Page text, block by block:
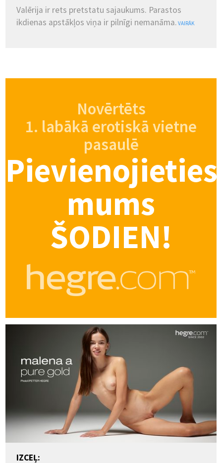
Valērija ir rets pretstatu sajaukums. Parastos
ikdienas apstākļos viņa ir pilnīgi nemanāma. VAIRĀK
Novērtēts
1. labākā erotiskā vietne
pasaulē
Pievienojieties
mums
ŠODIEN!
IZCEĻ: